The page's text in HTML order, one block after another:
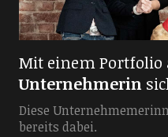
Mit einem Portfolio
Unternehmerin
Diese
bereits dabei.